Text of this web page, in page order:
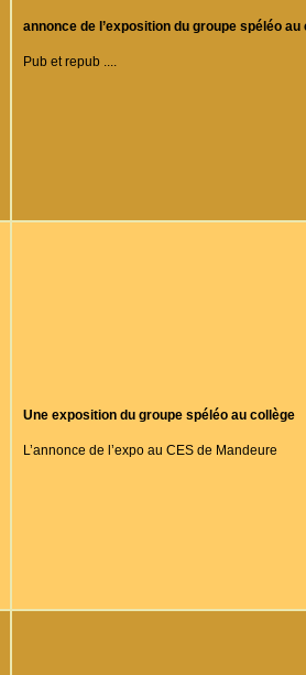
annonce de l’exposition du groupe spéléo au
Pub et repub ....
Une exposition du groupe spéléo au collège
L’annonce de l’expo au CES de Mandeure